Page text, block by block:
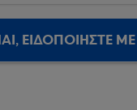
ΕΙΔΟΠΟΙΗΣΤΕ ΜΕ